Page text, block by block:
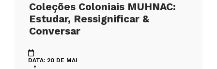
Coleções Coloniais MUHNAC:
Estudar, Ressignificar &
Conversar
DATA: 20 DE MAI